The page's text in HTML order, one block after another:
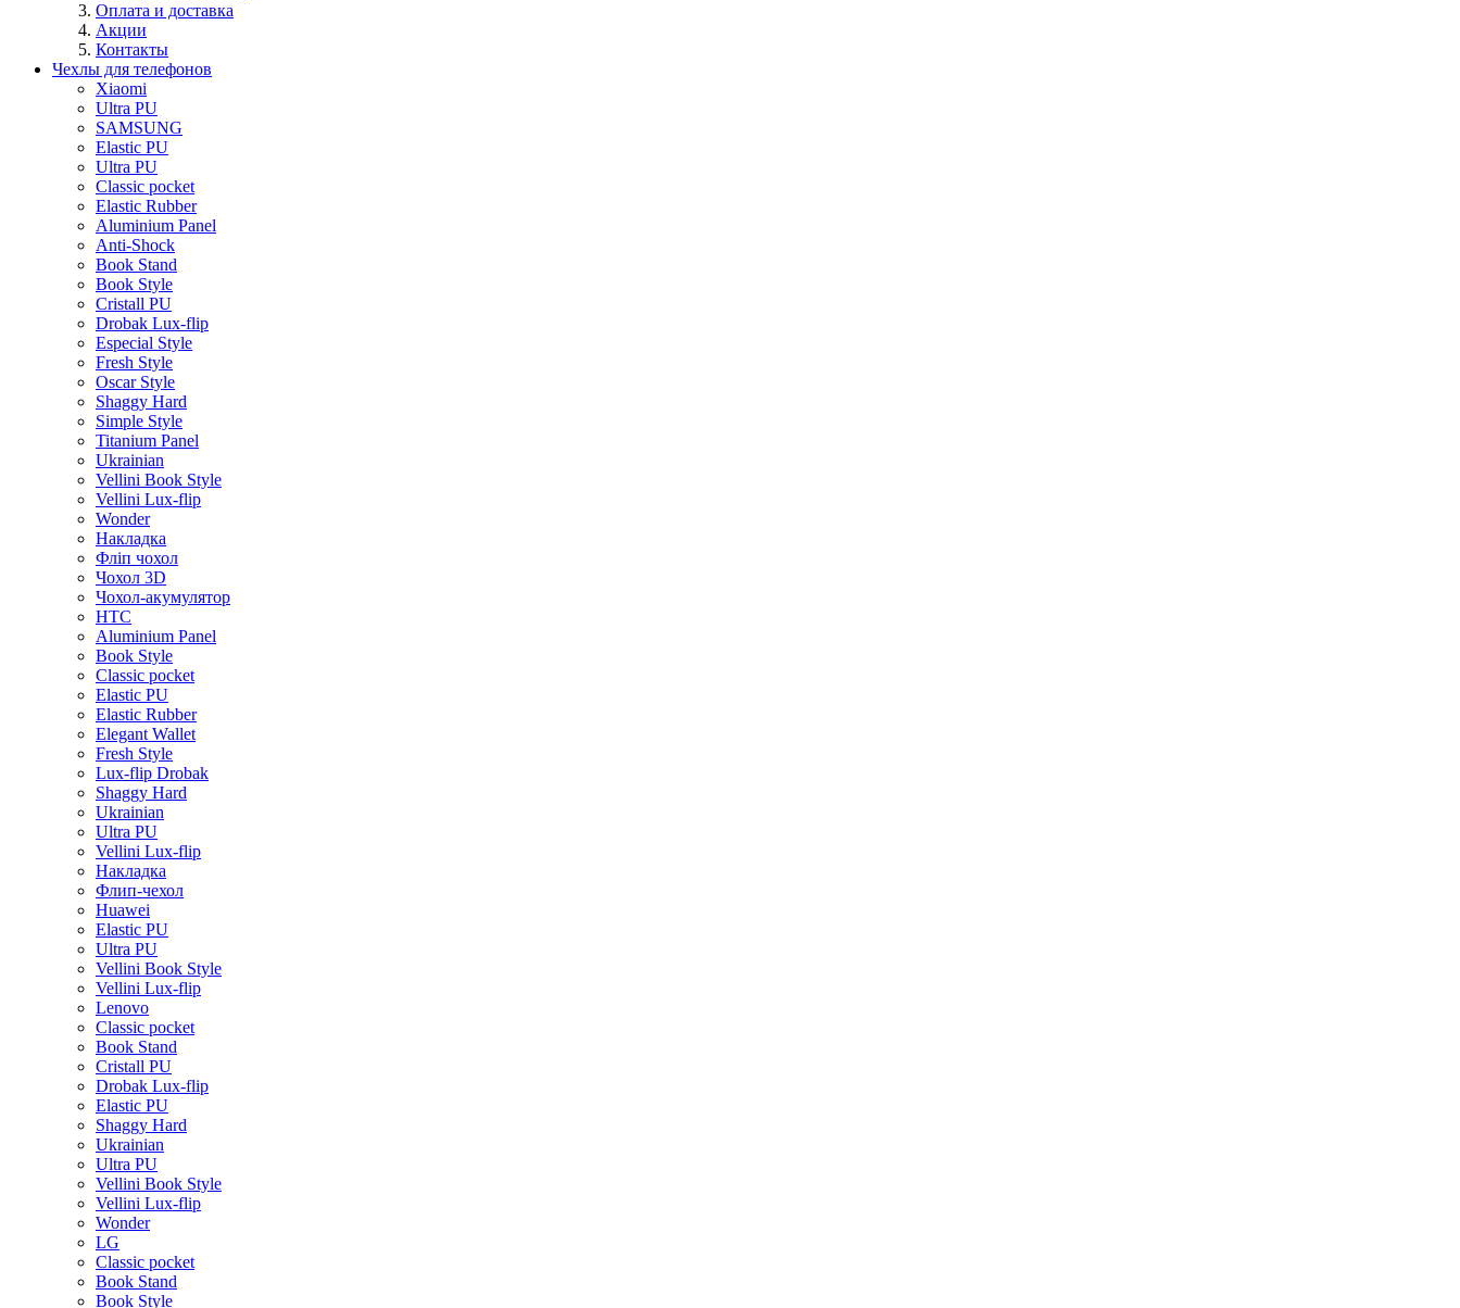
Оплата и доставка
Акции
Контакты
Чехлы для телефонов
Xiaomi
Ultra PU
SAMSUNG
Elastic PU
Ultra PU
Classic pocket
Elastic Rubber
Aluminium Panel
Anti-Shock
Book Stand
Book Style
Cristall PU
Drobak Lux-flip
Especial Style
Fresh Style
Oscar Style
Shaggy Hard
Simple Style
Titanium Panel
Ukrainian
Vellini Book Style
Vellini Lux-flip
Wonder
Накладка
Фліп чохол
Чохол 3D
Чохол-акумулятор
HTC
Aluminium Panel
Book Style
Classic pocket
Elastic PU
Elastic Rubber
Elegant Wallet
Fresh Style
Lux-flip Drobak
Shaggy Hard
Ukrainian
Ultra PU
Vellini Lux-flip
Накладка
Флип-чехол
Huawei
Elastic PU
Ultra PU
Vellini Book Style
Vellini Lux-flip
Lenovo
Classic pocket
Book Stand
Cristall PU
Drobak Lux-flip
Elastic PU
Shaggy Hard
Ukrainian
Ultra PU
Vellini Book Style
Vellini Lux-flip
Wonder
LG
Classic pocket
Book Stand
Book Style